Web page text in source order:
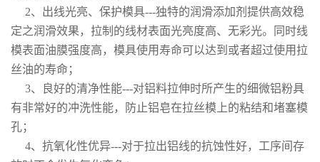
2、出线光亮、保护模具---独特的润滑添加剂提供高效稳
定之润滑效果，拉制的线材表面光亮度高、无彩光。同时线
模表面油膜强度高，模具使用寿命可以达到或者超过使用拉
丝油的寿命；
3、良好的清净性能---对铝料拉伸时所产生的细微铝粉具
有非常好的冲洗性能，防止铝皂在拉丝模上的粘结和堵塞模
孔；
4、抗氧化性优异---对于拉出铝线的抗蚀性好，工序间存